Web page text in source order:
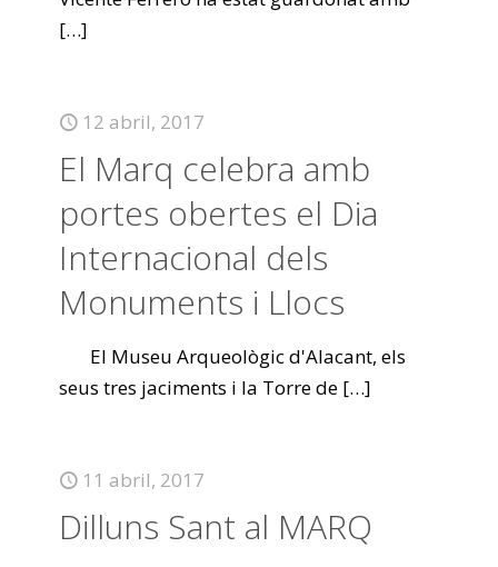
[…]
12 abril, 2017
El Marq celebra amb
portes obertes el Dia
Internacional dels
Monuments i Llocs
El Museu Arqueològic d'Alacant, els
seus tres jaciments i la Torre de […]
11 abril, 2017
Dilluns Sant al MARQ